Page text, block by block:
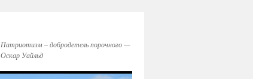
Патриотизм – добродетель порочного —
Оскар Уайльд